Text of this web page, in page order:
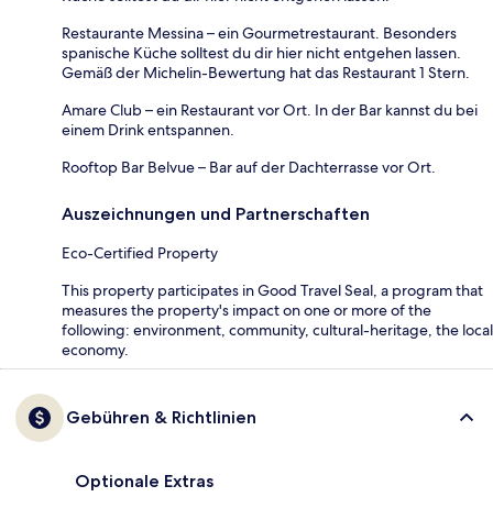
Restaurante Messina – ein Gourmetrestaurant. Besonders
spanische Küche solltest du dir hier nicht entgehen lassen.
Gemäß der Michelin-Bewertung hat das Restaurant 1 Stern.
Amare Club – ein Restaurant vor Ort. In der Bar kannst du bei
einem Drink entspannen.
Rooftop Bar Belvue – Bar auf der Dachterrasse vor Ort.
Auszeichnungen und Partnerschaften
Eco-Certified Property
This property participates in Good Travel Seal, a program that
measures the property's impact on one or more of the
following: environment, community, cultural-heritage, the local
economy.
Gebühren & Richtlinien
Optionale Extras